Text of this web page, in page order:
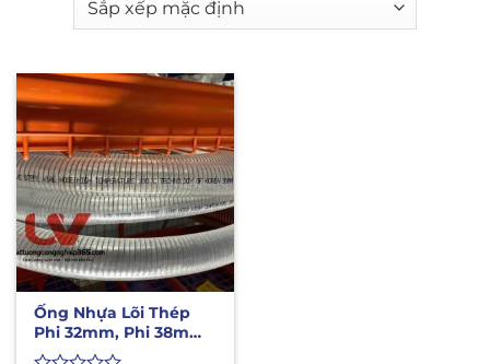
Ống Nhựa Lõi Thép
Phi 32mm, Phi 38mm
Chịu Nhiệt Cao 160oC